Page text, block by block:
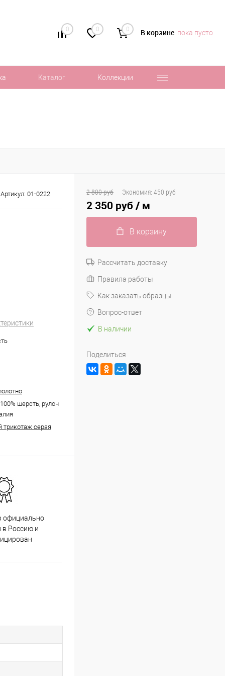
0 0 0 В корзине пока пусто
Каталог Коллекции
Артикул: 01-0222
шерсть, рулон
трикотаж серая
официально
в Россию и
2 800 руб Экономия: 450 руб
2 350 руб/ м
В корзину
Рассчитать доставку
Правила работы
Как заказать образцы
Вопрос-ответ
В наличии
Поделиться